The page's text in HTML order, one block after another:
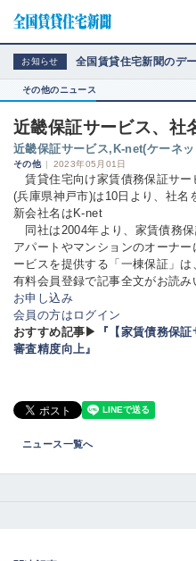
お知らせ 全国賃貸住宅新聞のデ
その他のニュース
近畿保証サービス、社
近畿保証サービス,K‐net(ケーネ
その他 | 2023年05月01日
賃貸住宅向け家賃債務保証サー
(兵庫県神戸市)は10日より、社名
新会社名はK‐net
同社は2004年より、家賃債務
アパートやマンションのオーナ
ービスを提供する「一棟保証」は
有料会員登録で記事全文がお読み
お申し込み
会員の方はログイン
おすすめ記事▶
『【家賃債務保
審査精度向上』
ニュース一覧へ